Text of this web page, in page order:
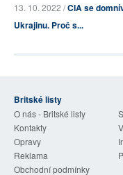
13. 10. 2022 /CIA se
Ukrajinu. Proč s...
Britské listy
O nás - Britské listy
Kontakty
Opravy
Reklama
Obchodní podmínky